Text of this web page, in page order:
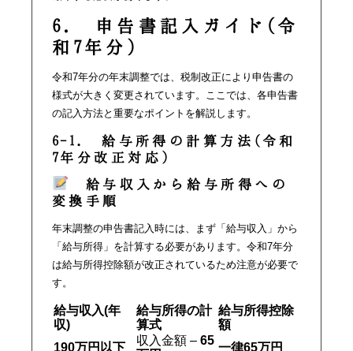
6. 申告書記入ガイド(令
和7年分)
令和7年分の年末調整では、税制改正により申告書の
様式が大きく変更されています。ここでは、各申告書
の記入方法と重要なポイントを解説します。
6-1. 給与所得の計算方法(令和
7年分改正対応)
給与収入から給与所得への
変換手順
年末調整の申告書記入時には、まず「給与収入」から
「給与所得」を計算する必要があります。令和7年分
は給与所得控除額が改正されているため注意が必要で
す。
給与収入(年
収)
給与所得の計
算式
給与所得控除
額
190万円以下
収入金額 – 65
一律65万円